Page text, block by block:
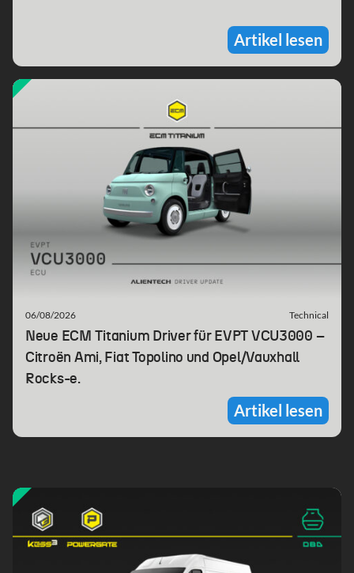
Artikel lesen
06/08/2026 Technical
Neue ECM Titanium Driver für EVPT VCU3000 –
Citroën Ami, Fiat Topolino und Opel/Vauxhall
Rocks-e.
Artikel lesen